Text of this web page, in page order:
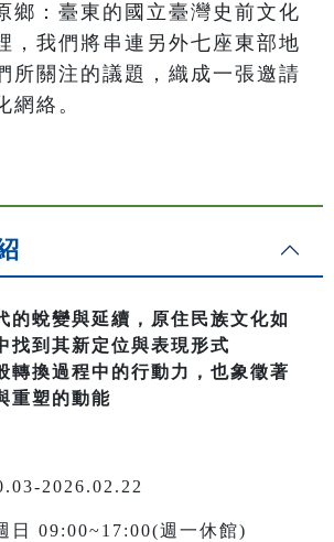
鄉：臺東的國立臺灣史前文化
，我們將串連另外七座東部地
所關注的議題，織成一張邀請
網絡。
的蛻變與延續，原住民族文化如
找到其新定位與表現形式
轉換過程中的行動力，也象徵著
重塑的動能
2026.02.22
日 09:00~17:00(週一休館)